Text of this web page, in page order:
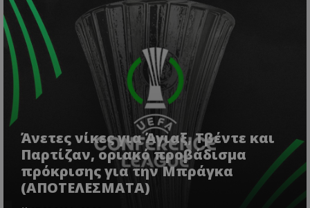
Άνετες νίκες για Άγιαξ, Τβέντε και
Παρτίζαν, οριακό προβάδισμα
πρόκρισης για την Μπράγκα
(ΑΠΟΤΕΛΕΣΜΑΤΑ)